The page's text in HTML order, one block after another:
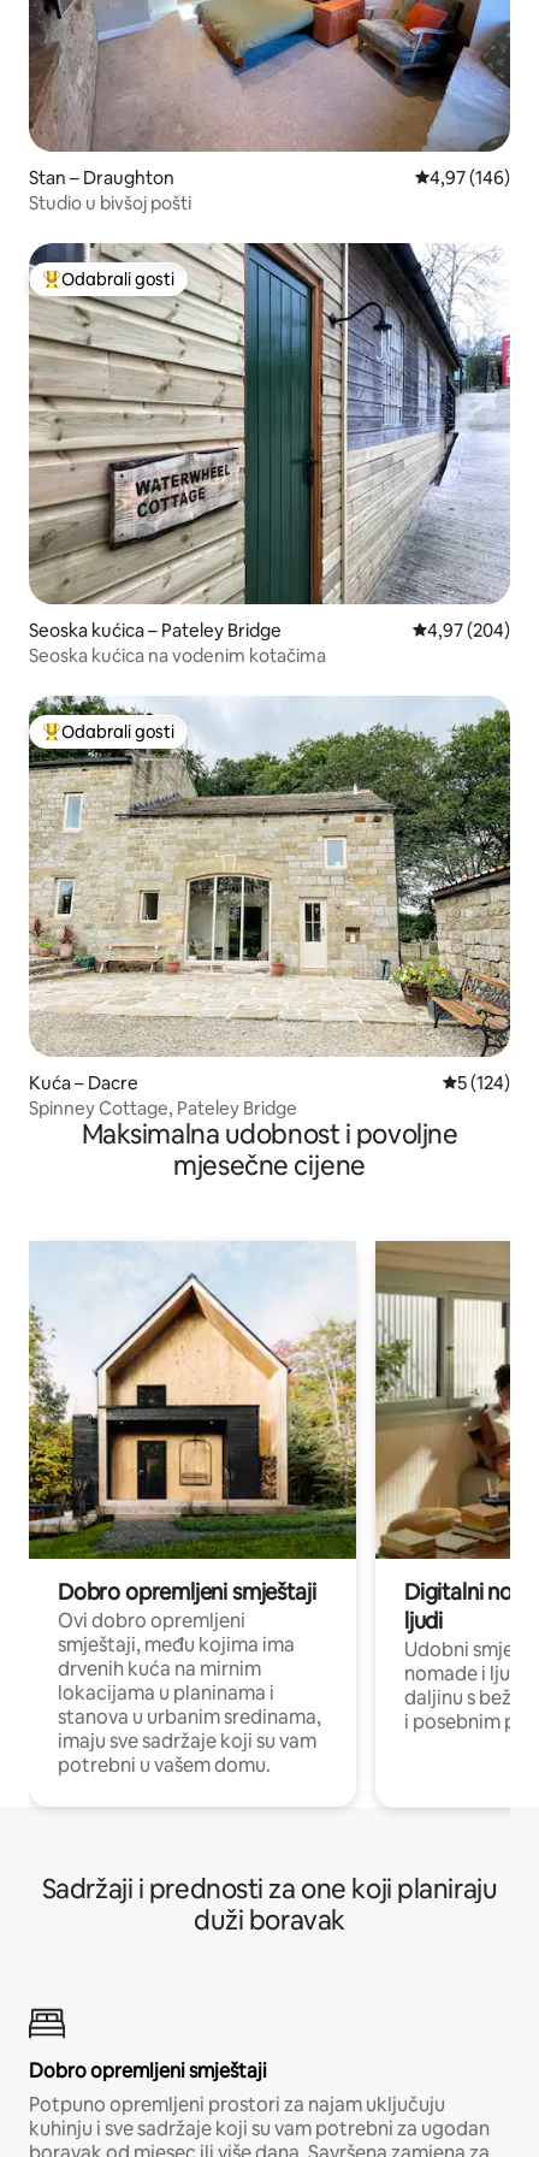
Stan – Draughton Prosječna
4,97 (146)
Studio u bivšoj pošti
Među najviše rangiranima s oznakom „Odabrali gosti”
Odabrali gosti
Seoska kućica – Pateley Bridge Prosječna
4,97 (204)
Seoska kućica na vodenim kotačima
Među najviše rangiranima s oznakom „Odabrali gosti”
Odabrali gosti
Kuća – Dacre Prosječna
5 (124)
Spinney Cottage, Pateley Bridge
Maksimalna udobnost i povoljne
mjesečne cijene
Dobro opremljeni smještaji
Ovi dobro opremljeni
smještaji, među kojima ima
drvenih kuća na mirnim
lokacijama u planinama i
stanova u urbanim sredinama,
imaju sve sadržaje koji su vam
potrebni u vašem domu.
Digitalni
ljudi
Udobni
nomade i ljude
daljinu s
i posebnim
Sadržaji i prednosti za one koji planiraju
duži boravak
Dobro opremljeni smještaji
Potpuno opremljeni prostori za najam uključuju
kuhinju i sve sadržaje koji su vam potrebni za ugodan